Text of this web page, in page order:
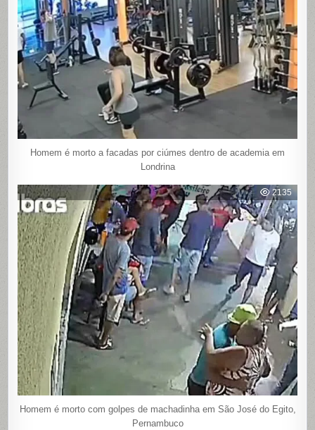
Homem é morto a facadas por ciúmes dentro de academia em
Londrina
2135
Homem é morto com golpes de machadinha em São José do Egito,
Pernambuco